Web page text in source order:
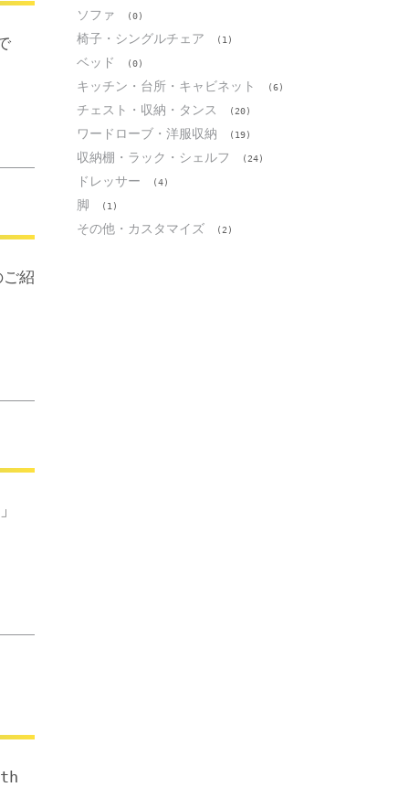
紹
ソファ (0)
椅子・シングルチェア (1)
ベッド (0)
キッチン・台所・キャビネット (6)
チェスト・収納・タンス (20)
ワードローブ・洋服収納 (19)
収納棚・ラック・シェルフ (24)
ドレッサー (4)
脚 (1)
その他・カスタマイズ (2)